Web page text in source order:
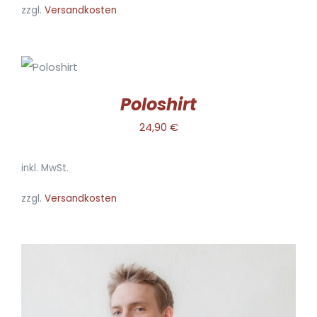
zzgl. Versandkosten
WÄHLEN
DIE
OPTIONEN
KÖNNEN
Poloshirt
24,90 €
inkl. MwSt.
zzgl. Versandkosten